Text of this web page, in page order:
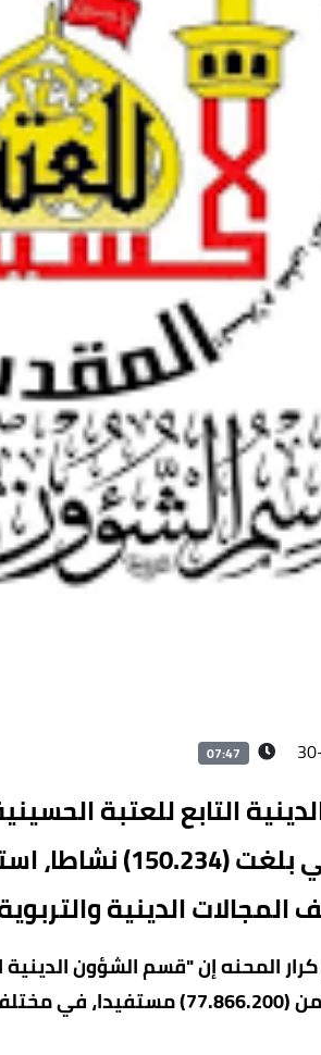
07:47
التابع للعتبة
الدينية
نشاطا، استفاد منها أكثر من